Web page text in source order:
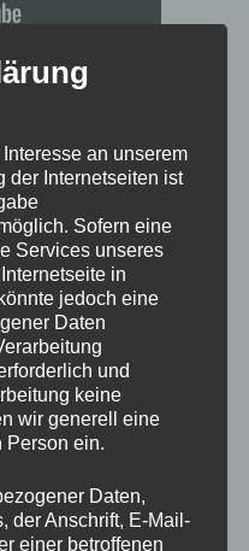
an unserem
der Internetseiten ist
Sofern eine
Services unseres
in
jedoch eine
Daten
und
keine
wir generell eine
Person ein.
Daten,
der Anschrift, E-Mail-
einer betroffenen